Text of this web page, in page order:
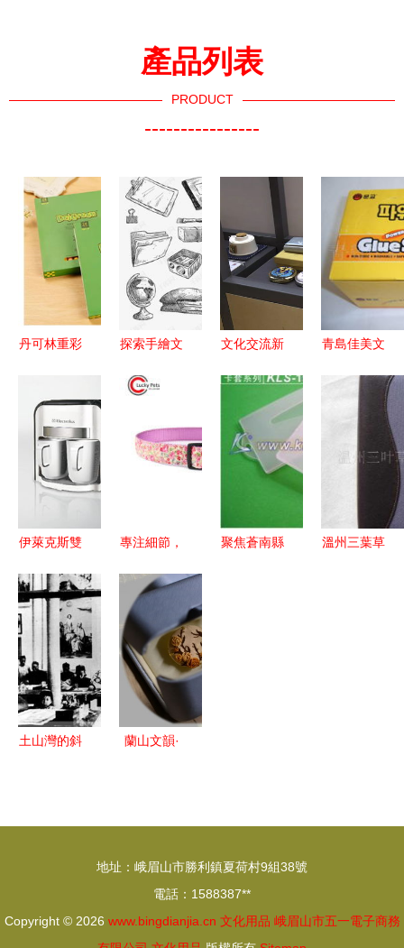
產品列表
PRODUCT
----------------
丹可林重彩
第113屆文
化用品商品
交易會
探索手繪文
高清裝飾圖
案PSD免費
下載與創意
文化交流新
市對外文化
交流公司成
功承辦第十
二屆中國藝
區工作
青島佳美文
業固體膠與
漿糊產品指
南
伊萊克斯雙
廣州市潤竹
文化用品有
限公司的產
品中心亮點
專注細節，
——昌順寵
物用品廠，
打造寵物與
主人的溫馨
世界
聚焦蒼南縣
溫州三葉草
土山灣的斜
蘭山文韻·
圖片展（文
化用品篇）
地址：峨眉山市勝利鎮夏荷村9組38號
電話：1588387**
Copyright © 2026 www.bingdianjia.cn 文化用品 峨眉山市五一電子商務